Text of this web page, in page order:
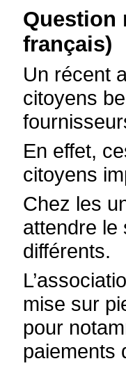
Question
français)
Un récent
citoyens
En effet,
citoyens
Chez les
attendre le
différents.
mise sur
pour
paiements